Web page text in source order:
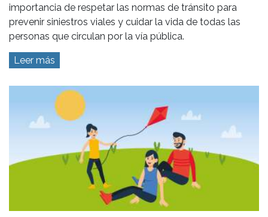
importancia de respetar las normas de tránsito para
prevenir siniestros viales y cuidar la vida de todas las
personas que circulan por la vía pública.
Leer más